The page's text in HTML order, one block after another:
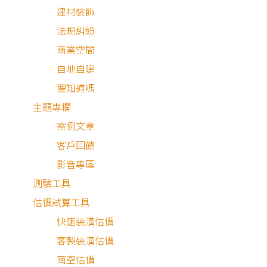
建材裝飾
法規糾紛
商業空間
自地自建
狸知道嗎
主題專欄
案例文章
客戶回饋
影音專區
測驗工具
估價試算工具
快速裝潢估價
客製裝潢估價
商空估價
柔雅日式｜大氣現代風辦公室
辦公室 | 174坪